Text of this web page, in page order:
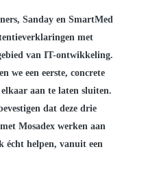
Sanday en SmartMed
met
van IT-ontwikkeling.
we een eerste, concrete
aan te laten sluiten.
dat deze drie
Mosadex werken aan
écht helpen, vanuit een